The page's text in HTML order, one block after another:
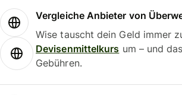
Vergleiche Anbieter von
Wise tauscht dein Geld immer
Devisenmittelkurs um – und
Gebühren.